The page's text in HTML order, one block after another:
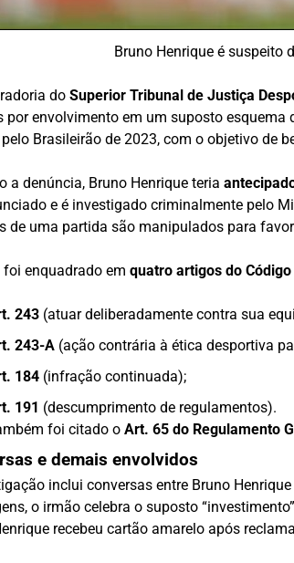
Bruno Henrique é suspeito
doSuperior Tribunal de Justiça
por envolvimento em um suposto
Brasileirão de 2023, com o objetivo de
a denúncia, Bruno Henrique teria
e é investigado criminalmente pelo
de uma partida são manipulados para
foi enquadrado emquatro artigos do
243 (atuar deliberadamente contra sua
243-A (ação contrária à ética desportiva
184 (infração continuada);
191 (descumprimento de regulamentos).
foi citado oArt. 65 do Regulamento
e demais envolvidos
inclui conversas entre Bruno
o irmão celebra o suposto
recebeu cartão amarelo após